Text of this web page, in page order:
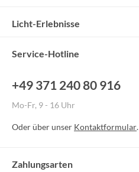
Service-Hotline
+49 371 240 80 916
Mo-Fr, 9 - 16 Uhr
Oder über unser Kontaktformular.
Licht-Erlebnisse
Zahlungsarten